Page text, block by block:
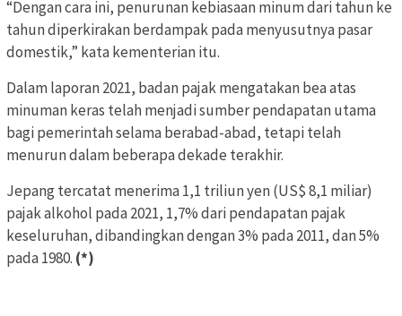
“Dengan cara ini, penurunan kebiasaan minum dari tahun ke
tahun diperkirakan berdampak pada menyusutnya pasar
domestik,” kata kementerian itu.
Dalam laporan 2021, badan pajak mengatakan bea atas
minuman keras telah menjadi sumber pendapatan utama
bagi pemerintah selama berabad-abad, tetapi telah
menurun dalam beberapa dekade terakhir.
Jepang tercatat menerima 1,1 triliun yen (US$ 8,1 miliar)
pajak alkohol pada 2021, 1,7% dari pendapatan pajak
keseluruhan, dibandingkan dengan 3% pada 2011, dan 5%
pada 1980. (*)